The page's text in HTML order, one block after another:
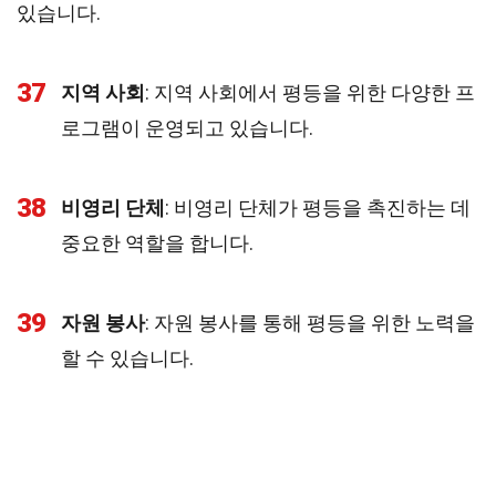
있습니다.
37 지역 사회 : 지역 사회에서 평등을 위한 다양한 프
로그램이 운영되고 있습니다.
38 비영리 단체 : 비영리 단체가 평등을 촉진하는 데
중요한 역할을 합니다.
39 자원 봉사: 자원 봉사를 통해 평등을 위한 노력을
할 수 있습니다.